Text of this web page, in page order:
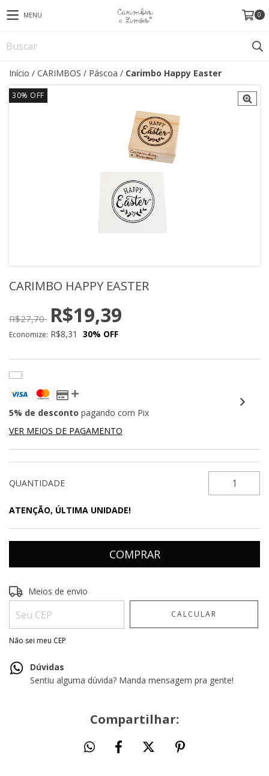
MENU 0
Início / CARIMBOS / Páscoa / Carimbo Happy Easter
30% OFF
CARIMBO HAPPY EASTER
R$27,70 R$19,39
Economize: R$8,31 30% OFF
5% de desconto pagando com Pix
VER MEIOS DE PAGAMENTO
QUANTIDADE
ATENÇÃO, ÚLTIMA UNIDADE!
Entregas para o CEP:
Meios de envio
CALCULAR
Não sei meu CEP
Dúvidas
Sentiu alguma dúvida? Manda mensagem pra gente!
Compartilhar: